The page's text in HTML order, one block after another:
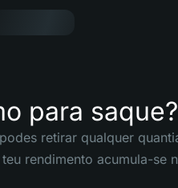
para saque?
retirar qualquer
rendimento acumula-se